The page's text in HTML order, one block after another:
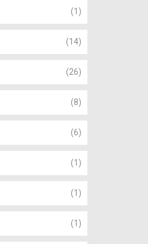
(1)
(14)
(26)
(8)
(6)
(1)
(1)
(1)